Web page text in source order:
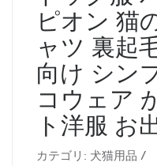
ピオン 猫
ャツ 裏起
向け シン
コウェア
ト洋服 お
カテゴリ: 犬猫用品 /